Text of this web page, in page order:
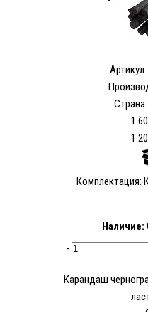
Артикул:
1
1
Комплектация:
Наличие:
-
Карандаш